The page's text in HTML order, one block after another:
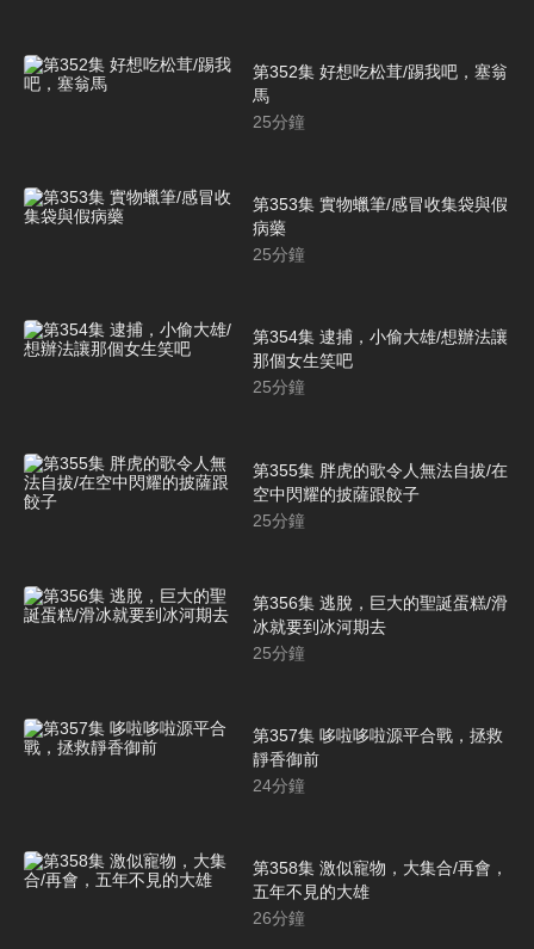
第352集 好想吃松茸/踢我吧，塞翁
馬
25分鐘
第353集 實物蠟筆/感冒收集袋與假
病藥
25分鐘
第354集 逮捕，小偷大雄/想辦法讓
那個女生笑吧
25分鐘
第355集 胖虎的歌令人無法自拔/在
空中閃耀的披薩跟餃子
25分鐘
第356集 逃脫，巨大的聖誕蛋糕/滑
冰就要到冰河期去
25分鐘
第357集 哆啦哆啦源平合戰，拯救
靜香御前
24分鐘
第358集 激似寵物，大集合/再會，
五年不見的大雄
26分鐘